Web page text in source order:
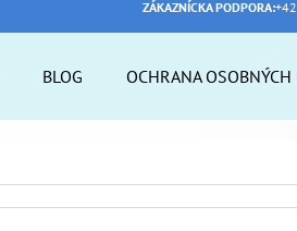
ZÁKAZNÍCKA PODPORA:
BLOG OCHRANA OSOBNÝCH